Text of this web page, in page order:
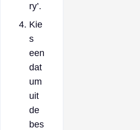
ry’.
Kie
s
een
dat
um
uit
de
bes